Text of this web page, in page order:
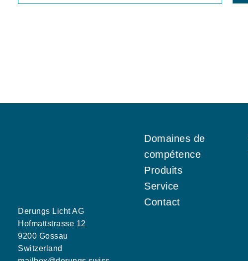
Derungs Licht AG
Hofmattstrasse 12
9200 Gossau
Switzerland
Domaines de
compétence
Produits
Service
Contact